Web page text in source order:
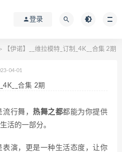
登录
> 【伊诺】__维拉模特_订制_4K__合集 2期
04-01
合集 2期
流行舞，热舞之都都能为你提供
活的一部分。
表演，更是一种生活态度，让你